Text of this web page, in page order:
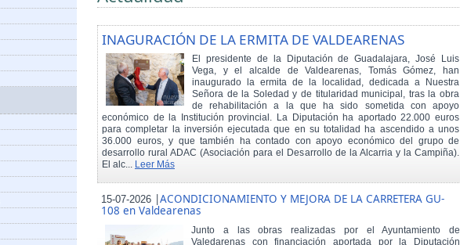
INAGURACIÓN DE LA ERMITA DE VALDEARENAS
El presidente de la Diputación de Guadalajara, José Luis
Vega, y el alcalde de Valdearenas, Tomás Gómez, han
inaugurado la ermita de la localidad, dedicada a Nuestra
Señora de la Soledad y de titularidad municipal, tras la obra
de rehabilitación a la que ha sido sometida con apoyo
económico de la Institución provincial. La Diputación ha aportado 22.000 euros
para completar la inversión ejecutada que en su totalidad ha ascendido a unos
36.000 euros, y que también ha contado con apoyo económico del grupo de
desarrollo rural ADAC (Asociación para el Desarrollo de la Alcarria y la Campiña).
El alc... Leer Más
15-07-2026 |ACONDICIONAMIENTO Y MEJORA DE LA CARRETERA GU-
108 en Valdearenas
Junto a las obras realizadas por el Ayuntamiento de
Valedarenas con financiación aportada por la Diputación